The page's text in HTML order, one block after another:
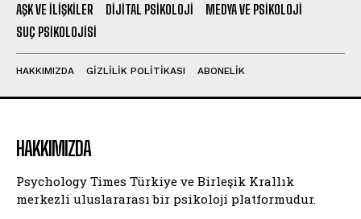
AŞK VE İLIŞKILER
DIJITAL PSIKOLOJI
MEDYA VE PSIKOLOJI
SUÇ PSIKOLOJISI
HAKKIMIZDA GIZLILIK POLITIKASI ABONELIK
HAKKIMIZDA
Psychology Times Türkiye ve Birleşik Krallık
merkezli uluslararası bir psikoloji platformudur.